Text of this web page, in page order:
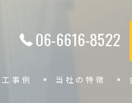
06-6616-8522
事例 当社の特徴